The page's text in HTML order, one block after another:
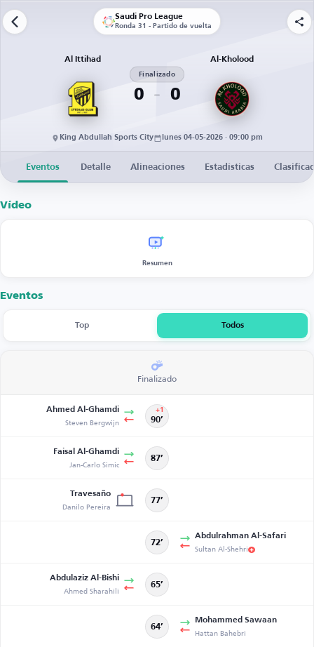
Saudi Pro League
Ronda 31 - Partido de vuelta
Al Ittihad
0
Finalizado
0
Al-Kholood
King Abdullah Sports City lunes 04-05-2026 · 09:00 pm
Eventos Detalle Alineaciones Estadísticas
Vídeo
Resumen
Eventos
Top Todos
Finalizado
Ahmed Al-Ghamdi
Steven Bergwijn 90’
+1
Faisal Al-Ghamdi
Jan-Carlo Simic 87’
Travesaño
Danilo Pereira 77’
72’
Abdulrahman Al-Safari
Sultan Al-Shehri
Abdulaziz Al-Bishi
Ahmed Sharahili 65’
64’
Mohammed Sawaan
Hattan Bahebri